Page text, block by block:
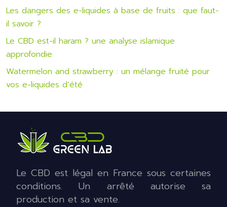
Les dangers des e-liquides à base de fruits : que faut-
il savoir ?
Le CBD est-il haram ? une analyse islamique
approfondie
Watermelon and strawberry : un mélange fruité pour
vos e-liquides d’été
Le CBD est légal en France sous certaines
conditions. Un arrêté autorise sa
production et sa vente.